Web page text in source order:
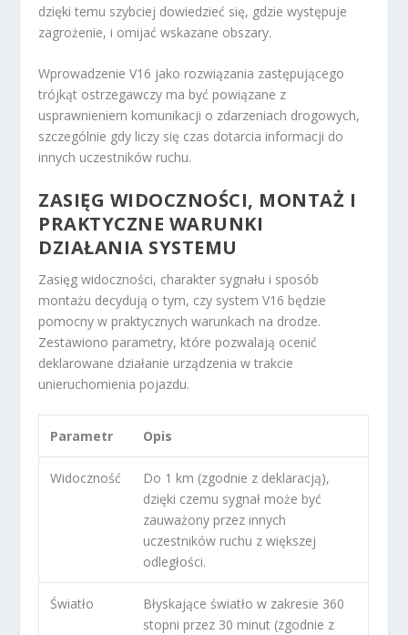
dzięki temu szybciej dowiedzieć się, gdzie występuje
zagrożenie, i omijać wskazane obszary.
Wprowadzenie V16 jako rozwiązania zastępującego
trójkąt ostrzegawczy ma być powiązane z
usprawnieniem komunikacji o zdarzeniach drogowych,
szczególnie gdy liczy się czas dotarcia informacji do
innych uczestników ruchu.
ZASIĘG WIDOCZNOŚCI, MONTAŻ I
PRAKTYCZNE WARUNKI
DZIAŁANIA SYSTEMU
Zasięg widoczności, charakter sygnału i sposób
montażu decydują o tym, czy system V16 będzie
pomocny w praktycznych warunkach na drodze.
Zestawiono parametry, które pozwalają ocenić
deklarowane działanie urządzenia w trakcie
unieruchomienia pojazdu.
Parametr Opis
Widoczność
Do 1 km (zgodnie z deklaracją),
dzięki czemu sygnał może być
zauważony przez innych
uczestników ruchu z większej
odległości.
Światło
Błyskające światło w zakresie 360
stopni przez 30 minut (zgodnie z